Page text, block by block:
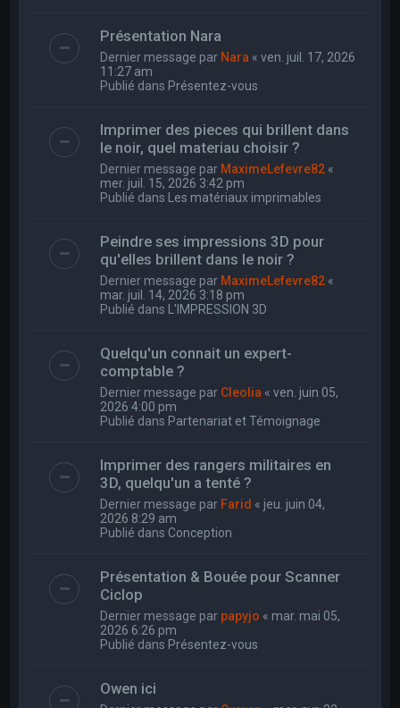
Présentation Nara
Dernier message par Nara «ven. juil. 17, 2026
11:27 am
Publié dans Présentez-vous
Imprimer des pieces qui brillent dans
le noir, quel materiau choisir ?
Dernier message par MaximeLefevre82 «
mer. juil. 15, 2026 3:42 pm
Publié dans Les matériaux imprimables
Peindre ses impressions 3D pour
qu'elles brillent dans le noir ?
Dernier message par MaximeLefevre82 «
mar. juil. 14, 2026 3:18 pm
Publié dans L'IMPRESSION 3D
Quelqu'un connait un expert-
comptable ?
Dernier message par Cleolia «ven. juin 05,
2026 4:00 pm
Publié dans Partenariat et Témoignage
Imprimer des rangers militaires en
3D, quelqu'un a tenté ?
Dernier message par Farid « jeu. juin 04,
2026 8:29 am
Publié dans Conception
Présentation & Bouée pour Scanner
Ciclop
Dernier message par papyjo « mar. mai 05,
2026 6:26 pm
Publié dans Présentez-vous
Owen ici